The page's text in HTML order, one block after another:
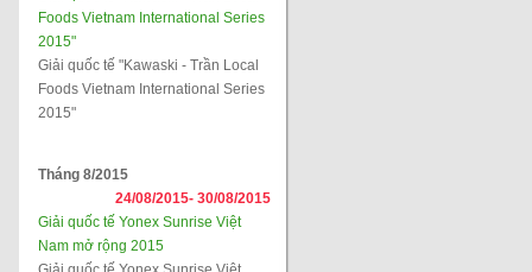
Foods Vietnam International Series
2015"
Giải quốc tế "Kawaski - Trần Local
Foods Vietnam International Series
2015"
Tháng 8/2015
24/08/2015- 30/08/2015
Giải quốc tế Yonex Sunrise Việt
Nam mở rộng 2015